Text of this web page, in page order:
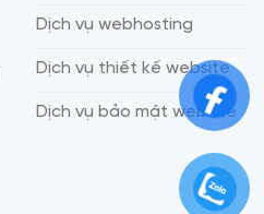
Dịch vụ webhosting
Dịch vụ thiết kế website
Dịch vụ bảo mật website